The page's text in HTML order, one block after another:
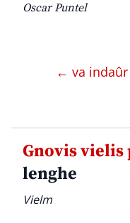
Oscar Puntel
← va indaûr
Gnovis vielis
lenghe
Vielm